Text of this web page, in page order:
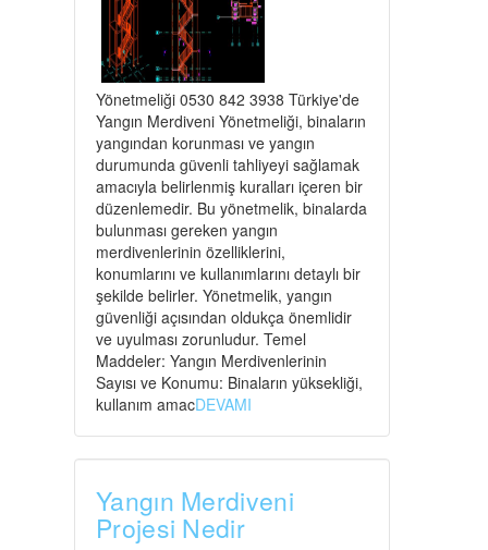
Yönetmeliği 0530 842 3938 Türkiye'de
Yangın Merdiveni Yönetmeliği, binaların
yangından korunması ve yangın
durumunda güvenli tahliyeyi sağlamak
amacıyla belirlenmiş kuralları içeren bir
düzenlemedir. Bu yönetmelik, binalarda
bulunması gereken yangın
merdivenlerinin özelliklerini,
konumlarını ve kullanımlarını detaylı bir
şekilde belirler. Yönetmelik, yangın
güvenliği açısından oldukça önemlidir
ve uyulması zorunludur. Temel
Maddeler: Yangın Merdivenlerinin
Sayısı ve Konumu: Binaların yüksekliği,
kullanım amacDEVAMI
Yangın Merdiveni
Projesi Nedir